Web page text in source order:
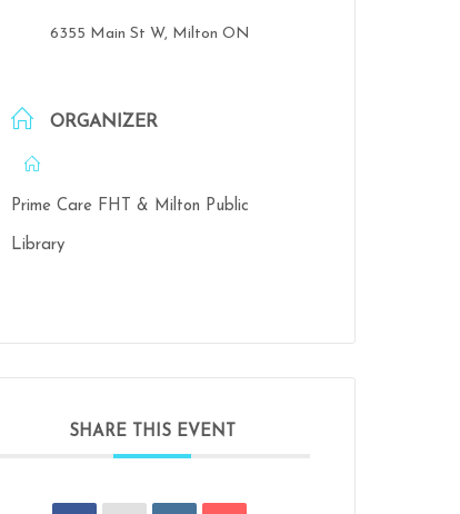
6355 Main St W, Milton ON
ORGANIZER
Prime Care FHT & Milton Public
Library
SHARE THIS EVENT